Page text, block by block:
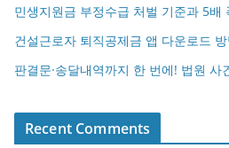
민생지원금 부정수급 처벌 기준과 5배
건설근로자 퇴직공제금 앱 다운로드
판결문·송달내역까지 한 번에! 법원 사
Recent Comments